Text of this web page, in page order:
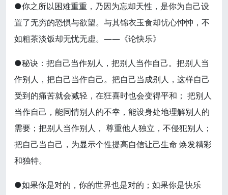
●你之所以困难重重，乃因为忘却天性，是你为自己设
置了无穷的恐惧与欲望。与其锦衣玉食却忧心忡忡，不
如粗茶淡饭却无忧无虚。——《论快乐》
●秘诀：把自己当作别人，把别人当作自己。把别人当
作别人，把自己当作自己。把自己当成别人，这样自己
受到的痛苦就会减轻，在狂喜时也会变得平和； 把别人
当作自己，能同情别人的不幸，能设身处地理解别人的
需要；把别人当作别人， 尊重他人独立，不侵犯别人；
把自己当自己，为显示个性提高自信让己生命 焕发精彩
和独特。
●如果你是对的，你的世界也是对的；如果你是快乐